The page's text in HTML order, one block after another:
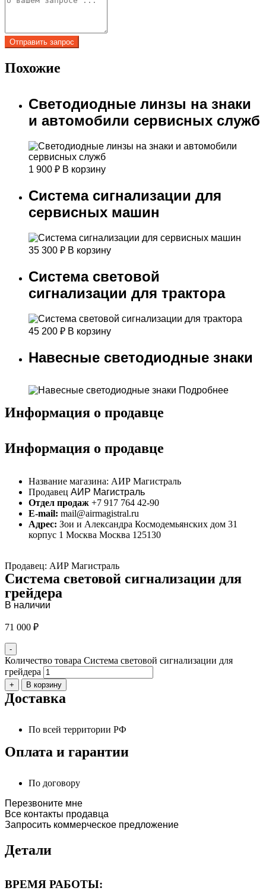
Похожие
Светодиодные линзы на знаки
и автомобили сервисных служб
1 900 ₽ В корзину
Система сигнализации для
сервисных машин
35 300 ₽ В корзину
Система световой
сигнализации для трактора
45 200 ₽ В корзину
Навесные светодиодные знаки
Подробнее
Информация о продавце
Информация о продавце
Название магазина: АИР Магистраль
Продавец АИР Магистраль
Отдел продаж +7 917 764 42-90
E-mail: mail@airmagistral.ru
Адрес: Зои и Александра Космодемьянских дом 31
корпус 1 Москва Москва 125130
Продавец: АИР Магистраль
Система световой сигнализации для
грейдера
В наличии
71 000 ₽
-
Количество товара Система световой сигнализации для
грейдера
+ В корзину
Доставка
По всей территории РФ
Оплата и гарантии
По договору
Перезвоните мне
Все контакты продавца
Запросить коммерческое предложение
Детали
ВРЕМЯ РАБОТЫ: